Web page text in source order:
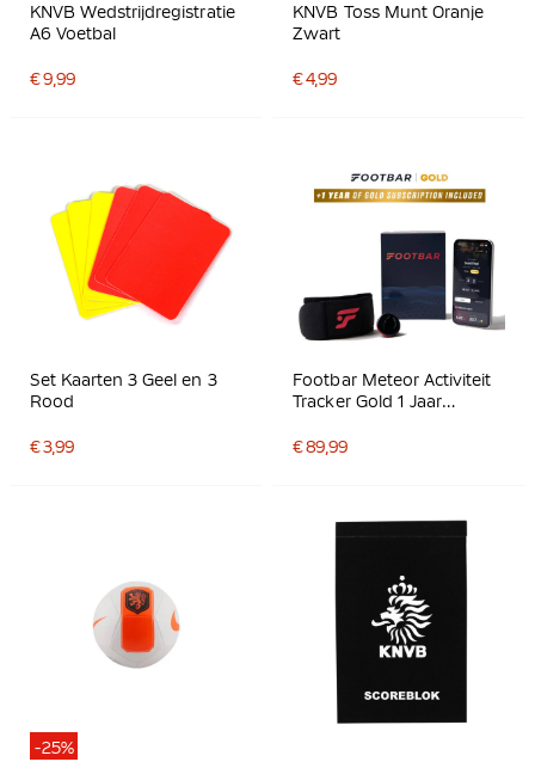
KNVB Wedstrijdregistratie
A6 Voetbal
€ 9,99
KNVB Toss Munt Oranje
Zwart
€ 4,99
Set Kaarten 3 Geel en 3
Rood
€ 3,99
Footbar Meteor Activiteit
Tracker Gold 1 Jaar
€ 89,99
-25%